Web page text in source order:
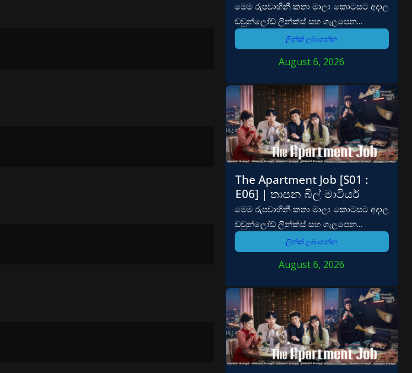
මෙම රුපවාහිනී කතා මාලා කොටසට අදාල
ඩවුන්ලෝඩ් ලින්ක්ස් සහ ගැලපෙන...
ලින්ක් ලබාගන්න
August 6, 2026
The Apartment Job [S01 :
E06] | තාපන බිල් මාටියර්
මෙම රුපවාහිනී කතා මාලා කොටසට අදාල
ඩවුන්ලෝඩ් ලින්ක්ස් සහ ගැලපෙන...
ලින්ක් ලබාගන්න
August 6, 2026